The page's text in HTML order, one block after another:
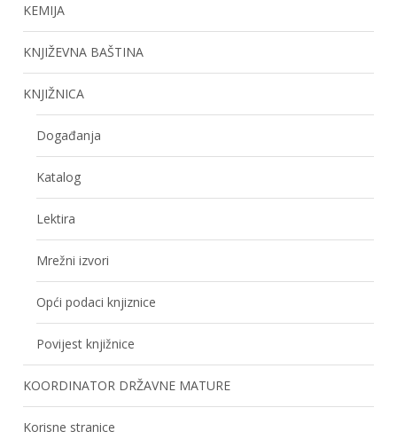
KEMIJA
KNJIŽEVNA BAŠTINA
KNJIŽNICA
Događanja
Katalog
Lektira
Mrežni izvori
Opći podaci knjiznice
Povijest knjižnice
KOORDINATOR DRŽAVNE MATURE
Korisne stranice